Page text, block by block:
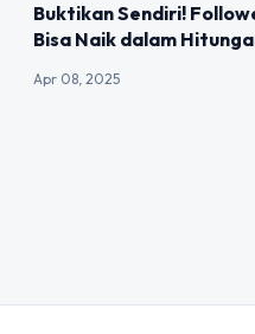
Buktikan Sendiri!
Bisa Naik dalam
Apr 08, 2025